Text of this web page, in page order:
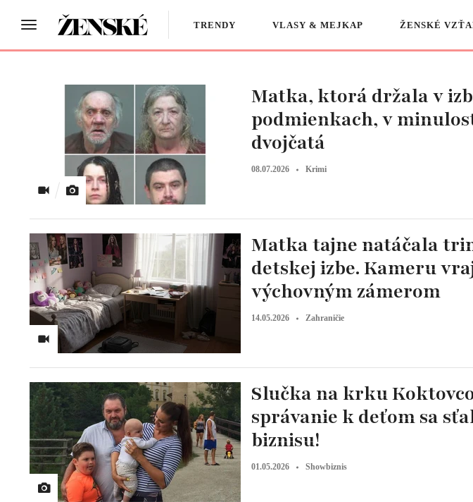
TRENDY VLASY & MEJKAP ŽENSKÉ
Matka, ktorá držala v
podmienkach, v
dvojčatá
08.07.2026 Krimi
Matka tajne natáčala
detskej izbe. Kameru
výchovným zámerom
14.05.2026 Zahraničie
Slučka na krku
správanie k deťom sa
biznisu!
01.05.2026 Showbiznis